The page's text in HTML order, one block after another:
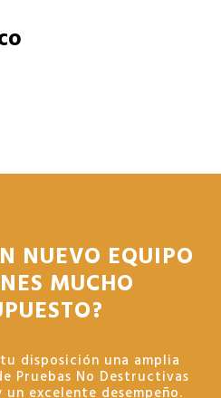
NUEVO EQUIPO
MUCHO
disposición una amplia
Pruebas No Destructivas